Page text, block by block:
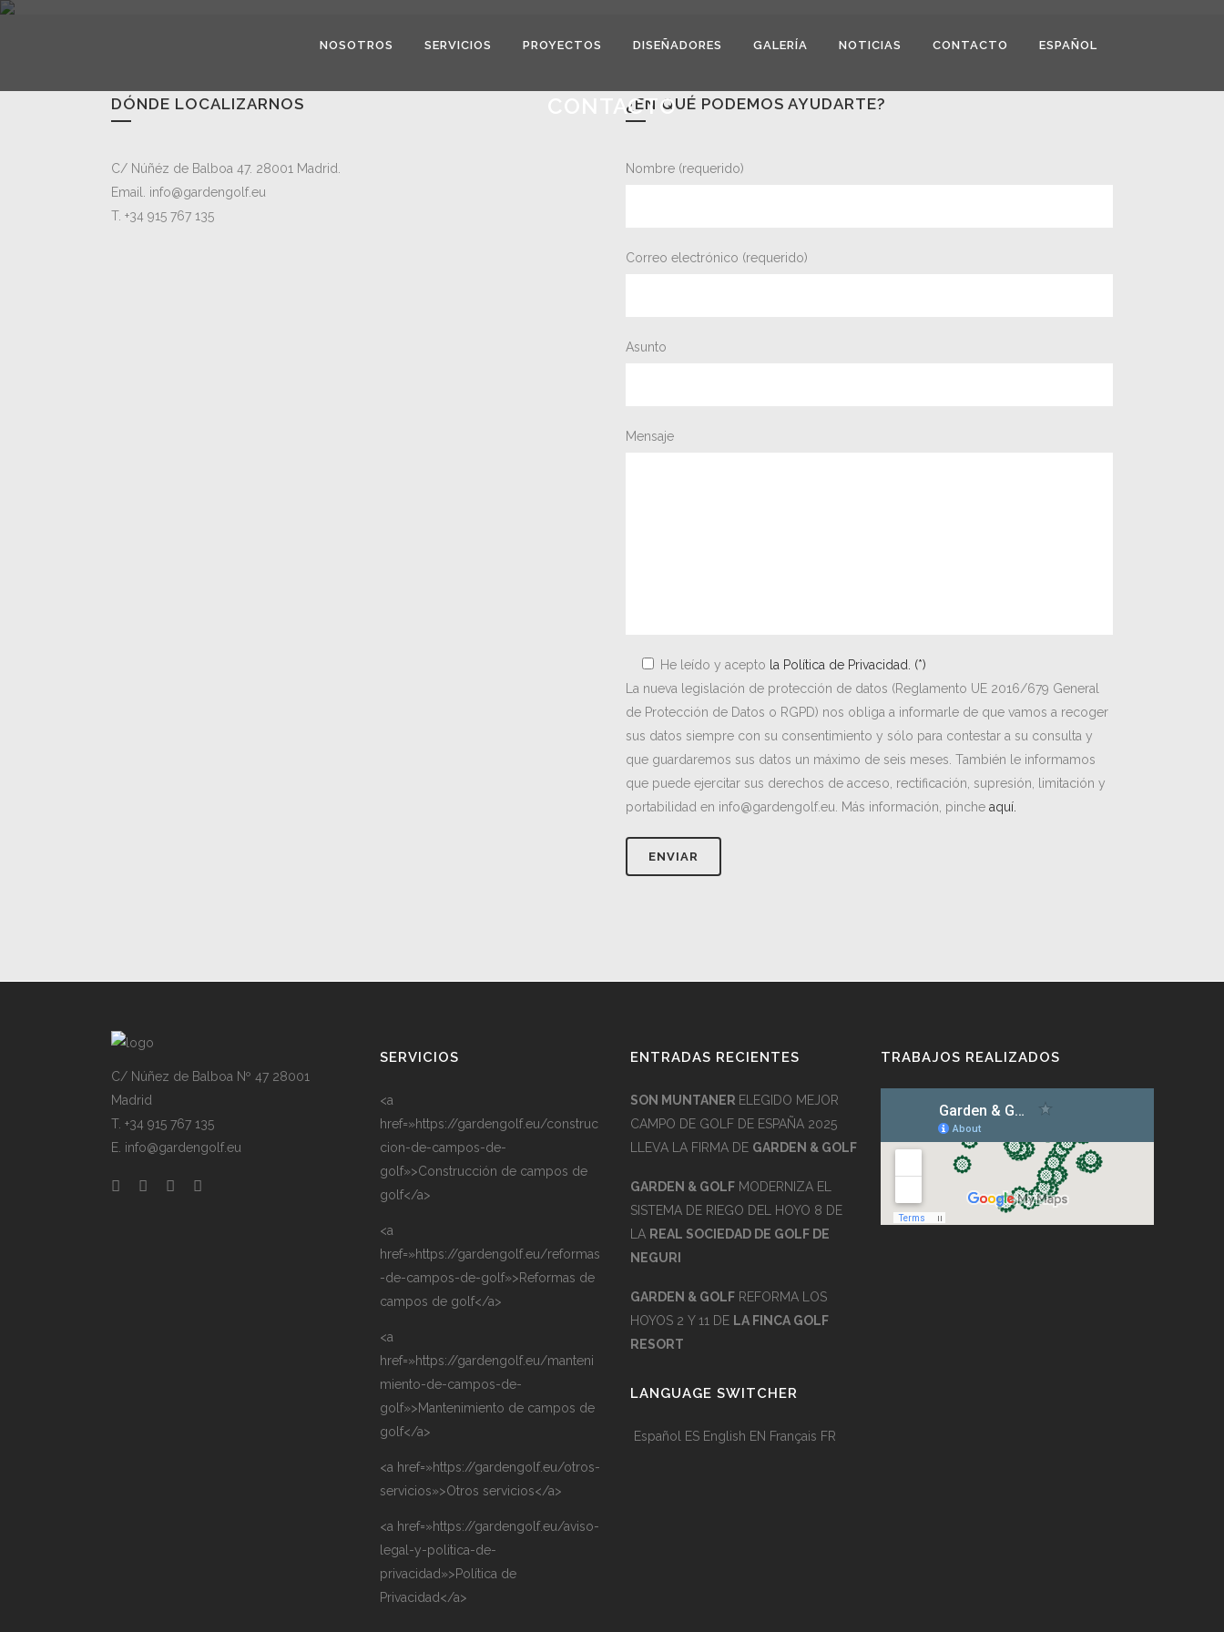
NOSOTROS SERVICIOS PROYECTOS DISEÑADORES GALERÍA NOTICIAS CONTACTO ESPAÑOL
CONTACTO
DÓNDE LOCALIZARNOS
C/ Núñéz de Balboa 47. 28001 Madrid.
Email. info@gardengolf.eu
T. +34 915 767 135
¿EN QUÉ PODEMOS AYUDARTE?
Nombre (requerido)
Correo electrónico (requerido)
Asunto
Mensaje
He leído y acepto la Política de Privacidad. (*)
La nueva legislación de protección de datos (Reglamento UE 2016/679 General
de Protección de Datos o RGPD) nos obliga a informarle de que vamos a recoger
sus datos siempre con su consentimiento y sólo para contestar a su consulta y
que guardaremos sus datos un máximo de seis meses. También le informamos
que puede ejercitar sus derechos de acceso, rectificación, supresión, limitación y
portabilidad en info@gardengolf.eu. Más información, pinche aquí.
C/ Núñez de Balboa Nº 47 28001
Madrid
T. +34 915 767 135
E. info@gardengolf.eu
SERVICIOS
<a
href=»https://gardengolf.eu/construc
cion-de-campos-de-
golf»>Construcción de campos de
golf</a>
<a
href=»https://gardengolf.eu/reformas
-de-campos-de-golf»>Reformas de
campos de golf</a>
<a
href=»https://gardengolf.eu/manteni
miento-de-campos-de-
golf»>Mantenimiento de campos de
golf</a>
<a href=»https://gardengolf.eu/otros-
servicios»>Otros servicios</a>
<a href=»https://gardengolf.eu/aviso-
legal-y-politica-de-
privacidad»>Política de
Privacidad</a>
ENTRADAS RECIENTES
SON MUNTANER ELEGIDO MEJOR
CAMPO DE GOLF DE ESPAÑA 2025
LLEVA LA FIRMA DE GARDEN & GOLF
GARDEN & GOLF MODERNIZA EL
SISTEMA DE RIEGO DEL HOYO 8 DE
LA REAL SOCIEDAD DE GOLF DE
NEGURI
GARDEN & GOLF REFORMA LOS
HOYOS 2 Y 11 DE LA FINCA GOLF
RESORT
LANGUAGE SWITCHER
Español ES English EN Français FR
TRABAJOS REALIZADOS